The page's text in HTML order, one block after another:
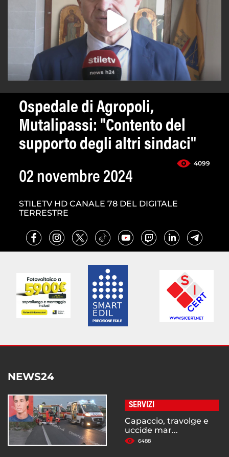
Ospedale di Agropoli,
Mutalipassi: "Contento del
supporto degli altri sindaci"
4099
02 novembre 2024
STILETV HD CANALE 78 DEL DIGITALE
TERRESTRE
NEWS24
SERVIZI
Capaccio, travolge e
uccide mar...
6488